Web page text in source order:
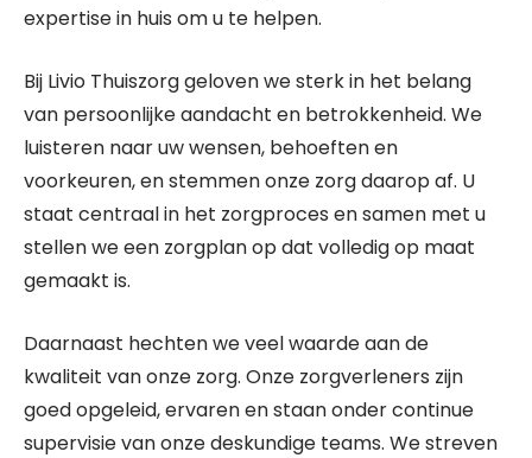
expertise in huis om u te helpen.
Bij Livio Thuiszorg geloven we sterk in het belang
van persoonlijke aandacht en betrokkenheid. We
luisteren naar uw wensen, behoeften en
voorkeuren, en stemmen onze zorg daarop af. U
staat centraal in het zorgproces en samen met u
stellen we een zorgplan op dat volledig op maat
gemaakt is.
Daarnaast hechten we veel waarde aan de
kwaliteit van onze zorg. Onze zorgverleners zijn
goed opgeleid, ervaren en staan onder continue
supervisie van onze deskundige teams. We streven